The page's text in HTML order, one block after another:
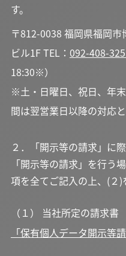
す。
〒812-0038 福岡県福岡
ビル1F TEL： 092-408-
18:30※）
※土・日曜日、祝日、年
間は翌営業日以降の対応
２．「開示等の請求」に
「開示等の請求」を行う
項を全てご記入の上、(２)
（１） 当社所定の請求書
「保有個人データ開示等請